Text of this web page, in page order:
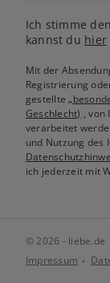
Ich stimme
kannst du hier
Mit der
Registrierung
gestellte
Geschlecht) , von
verarbeitet
und Nutzung des
ich jederzeit mit
© 2026 - liebe.de
Impressum